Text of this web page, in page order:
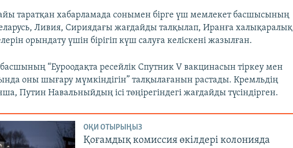
таратқан хабарламада сонымен бірге үш мемлекет басшысының
Ливия, Сириядағы жағдайды талқылап, Иранға халықаралық
орындату үшін бірігіп күш салуға келіскені жазылған.
“Еуроодақта ресейлік Спутник V вакцинасын тіркеу мен
оны шығару мүмкіндігін” талқылағанын растады. Кремльдің
Путин Навальныйдың ісі төңірегіндегі жағдайды түсіндірген.
ОҚИ ОТЫРЫҢЫЗ
Қоғамдық комиссия өкілдері колонияда